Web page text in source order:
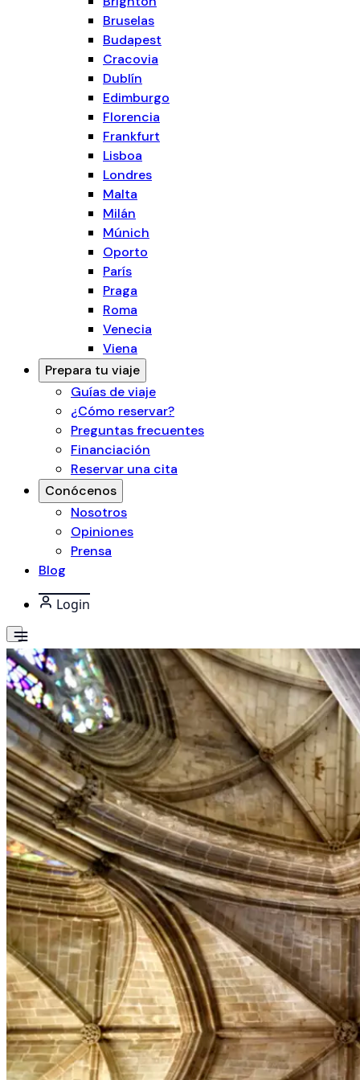
Bruselas
Budapest
Cracovia
Dublín
Edimburgo
Florencia
Frankfurt
Lisboa
Londres
Malta
Milán
Múnich
Oporto
París
Praga
Roma
Venecia
Viena
Prepara tu viaje
Guías de viaje
¿Cómo reservar?
Preguntas frecuentes
Financiación
Reservar una cita
Conócenos
Nosotros
Opiniones
Prensa
Blog
Login